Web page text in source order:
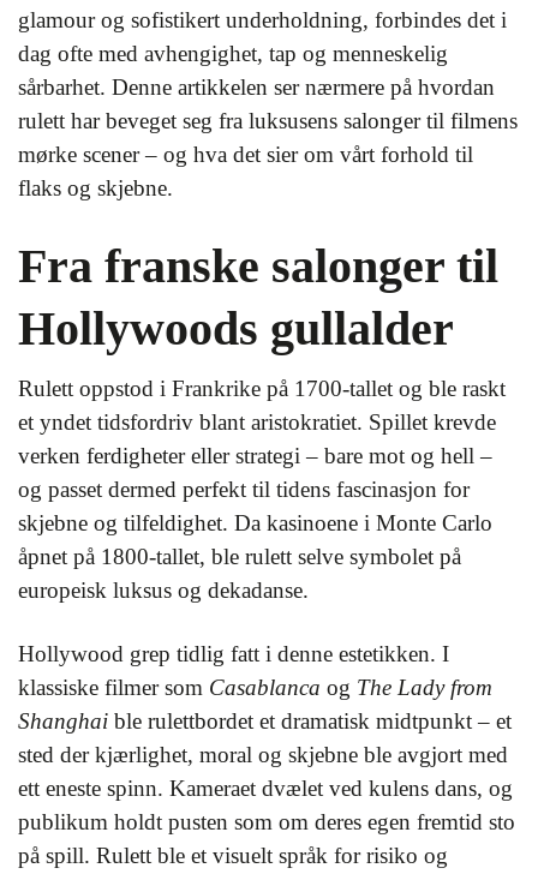
glamour og sofistikert underholdning, forbindes det i
dag ofte med avhengighet, tap og menneskelig
sårbarhet. Denne artikkelen ser nærmere på hvordan
rulett har beveget seg fra luksusens salonger til filmens
mørke scener – og hva det sier om vårt forhold til
flaks og skjebne.
Fra franske salonger til
Hollywoods gullalder
Rulett oppstod i Frankrike på 1700-tallet og ble raskt
et yndet tidsfordriv blant aristokratiet. Spillet krevde
verken ferdigheter eller strategi – bare mot og hell –
og passet dermed perfekt til tidens fascinasjon for
skjebne og tilfeldighet. Da kasinoene i Monte Carlo
åpnet på 1800-tallet, ble rulett selve symbolet på
europeisk luksus og dekadanse.
Hollywood grep tidlig fatt i denne estetikken. I
klassiske filmer som Casablanca og The Lady from
Shanghai ble rulettbordet et dramatisk midtpunkt – et
sted der kjærlighet, moral og skjebne ble avgjort med
ett eneste spinn. Kameraet dvælet ved kulens dans, og
publikum holdt pusten som om deres egen fremtid sto
på spill. Rulett ble et visuelt språk for risiko og